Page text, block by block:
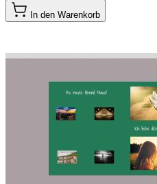
In den Warenkorb